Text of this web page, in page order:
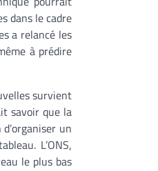
dans le cadre
a relancé les
à prédire
survient
savoir que la
un
L’ONS,
le plus bas